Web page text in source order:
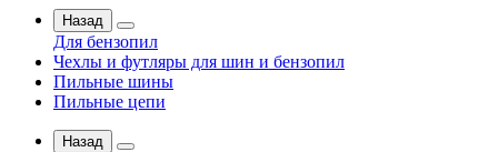
Назад
Для бензопил
Чехлы и футляры для шин и бензопил
Пильные шины
Пильные цепи
Назад